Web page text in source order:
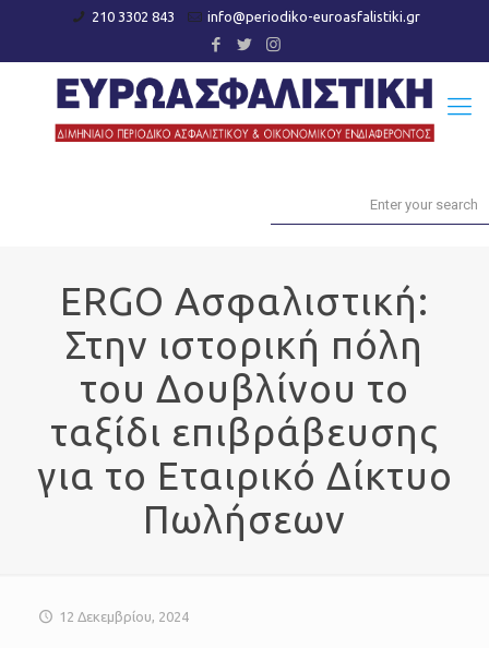
210 3302 843 info@periodiko-euroasfalistiki.gr
ERGO Ασφαλιστική:
Στην ιστορική πόλη
του Δουβλίνου το
ταξίδι επιβράβευσης
για το Εταιρικό Δίκτυο
Πωλήσεων
12 Δεκεμβρίου, 2024